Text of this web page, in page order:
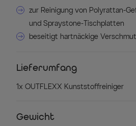
zur Reinigung von Polyrattan-
und Spraystone-Tischplatten
beseitigt hartnäckige
Lieferumfang
1x OUTFLEXX Kunststoffreiniger
Gewicht